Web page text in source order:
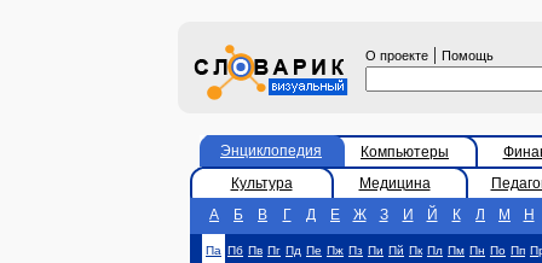
О проекте | Помощь
Энциклопедия Компьютеры
Культура
Медицина
А
Б В Г Д Е Ж З И Й К Л М Н
Па Пб Пв Пг Пд Пе Пж Пз Пи Пй Пк Пл Пм Пн По Пп